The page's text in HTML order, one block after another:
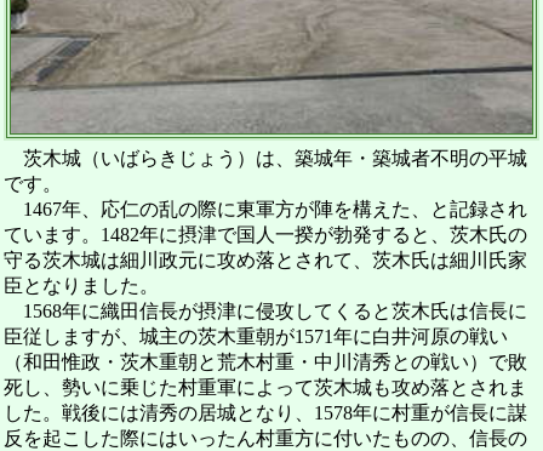
茨木城（いばらきじょう）は、築城年・築城者不明の平城
です。
1467年、応仁の乱の際に東軍方が陣を構えた、と記録され
ています。1482年に摂津で国人一揆が勃発すると、茨木氏の
守る茨木城は細川政元に攻め落とされて、茨木氏は細川氏家
臣となりました。
1568年に織田信長が摂津に侵攻してくると茨木氏は信長に
臣従しますが、城主の茨木重朝が1571年に白井河原の戦い
（和田惟政・茨木重朝と荒木村重・中川清秀との戦い）で敗
死し、勢いに乗じた村重軍によって茨木城も攻め落とされま
した。戦後には清秀の居城となり、1578年に村重が信長に謀
反を起こした際にはいったん村重方に付いたものの、信長の